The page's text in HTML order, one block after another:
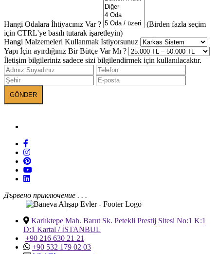
Hangi Odalara İhtiyacınız Var ?
(Birden fazla seçim
için CTRL'ye basılı tutarak işaretleyin)
Hangi Malzemeleri Kullanmak İstiyorsunuz
Yapı İçin ayırdığınız Bir Bütçe Var Mı ?
İletişim bilgileriniz sadece sizi bilgilendirmek için kullanılacaktır.
Дървено приключение . . .
Karlıktepe Mah. Barut Sk. Petekli Prestij Sitesi No:1 K:1
D:1 Kartal / İSTANBUL
+90 216 630 21 21
+90 532 179 02 03